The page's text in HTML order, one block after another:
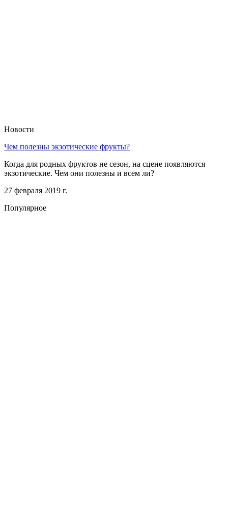
Новости
Чем полезны экзотические фрукты?
Когда для родных фруктов не сезон, на сцене появляются
экзотические. Чем они полезны и всем ли?
27 февраля 2019 г.
Популярное